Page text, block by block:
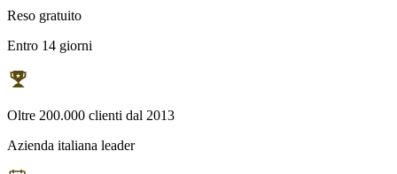
Reso gratuito
Entro 14 giorni
Oltre 200.000 clienti dal 2013
Azienda italiana leader